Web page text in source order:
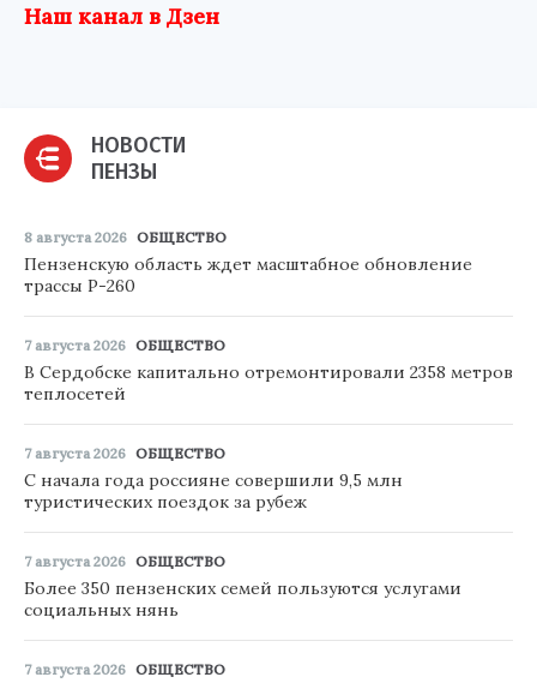
Наш канал в Дзен
НОВОСТИ
ПЕНЗЫ
8 августа 2026 ОБЩЕСТВО
Пензенскую область ждет масштабное обновление
трассы Р-260
7 августа 2026 ОБЩЕСТВО
В Сердобске капитально отремонтировали 2358 метров
теплосетей
7 августа 2026 ОБЩЕСТВО
С начала года россияне совершили 9,5 млн
туристических поездок за рубеж
7 августа 2026 ОБЩЕСТВО
Более 350 пензенских семей пользуются услугами
социальных нянь
7 августа 2026 ОБЩЕСТВО